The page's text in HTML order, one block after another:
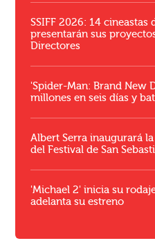
SSIFF 2026: 14
presentarán sus
Directores
'Spider-Man: Brand New
millones en seis días y
Albert Serra inaugurará
del Festival de San
'Michael 2' inicia su
adelanta su estreno